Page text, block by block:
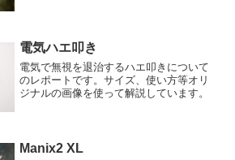
電気ハエ叩き
電気で無視を退治するハエ叩きについて
のレポートです。サイズ、使い方等オリ
ジナルの画像を使って解説しています。
Manix2 XL